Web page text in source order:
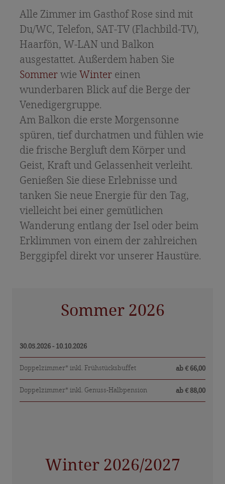
Anfrage
Essen & Trinken
Feste & Jubiläen
Osttiroler Spezialitäten
Urlaub in Osttirol
Sommerurlaub
Wandertipps
Winterurlaub
Nationalpark Hohe Tauern
Sehenswürdigkeiten in Osttirol
Bildergalerie
Alle Zimmer im Gasthof Rose sind mit
Du/WC, Telefon, SAT-TV (Flachbild-TV),
Haarfön, W-LAN und Balkon
ausgestattet. Außerdem haben Sie
Sommerwie Winter einen
wunderbaren Blick auf die Berge der
Venedigergruppe.
Am Balkon die erste Morgensonne
spüren, tief durchatmen und fühlen wie
die frische Bergluft dem Körper und
Geist, Kraft und Gelassenheit verleiht.
Genießen Sie diese Erlebnisse und
tanken Sie neue Energie für den Tag,
vielleicht bei einer gemütlichen
Wanderung entlang der Isel oder beim
Erklimmen von einem der zahlreichen
Berggipfel direkt vor unserer Haustüre.
Sommer 2026
30.05.2026 - 10.10.2026
Doppelzimmer* inkl. Frühstücksbuffet ab € 66,00
Doppelzimmer* inkl. Genuss-Halbpension ab € 88,00
Winter 2026/2027